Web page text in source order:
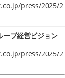
press/2025/2
プ経営ビジョン
press/2025/2